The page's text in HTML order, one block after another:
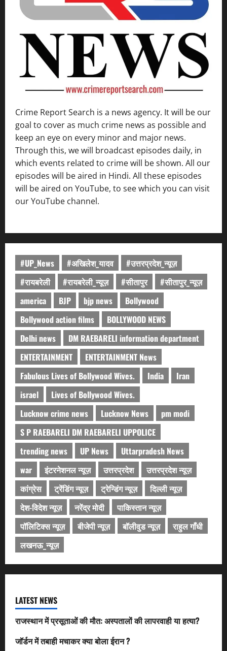
Crime Report Search is a news agency. It will be our
goal to cover as much crime news as possible and
keep an eye on every minor and major news.
Through this, we will broadcast episodes daily, in
which events related to crime will be shown. All our
episodes will be aired in Hindi. All these episodes
will be aired on YouTube, to see which you can visit
our YouTube channel.
#UP_News #अखिलेश_यादव
#उत्तरप्रदेश_न्यूज़
#रायबरेली
#रायबरेली_न्यूज़ #सीतापुर
#सीतापुर_न्यूज़
america
BJP bjp news
Bollywood
Bollywood action films
BOLLYWOOD NEWS
Delhi news
DM RAEBARELI information department
ENTERTAINMENT
ENTERTAINMENT News
Fabulous Lives of Bollywood Wives.
India
Iran
israel
Lives of Bollywood Wives.
Lucknow crime news
Lucknow News
pm modi
S P RAEBARELI DM RAEBARELI UPPOLICE
trending news
UP News
Uttarpradesh News
war
इंटरनेशनल न्यूज़ उत्तरप्रदेश
उत्तरप्रदेश न्यूज़
कांग्रेस
ट्रेंडिंग न्यूज़ ट्रेन्डिंग न्यूज़
दिल्ली न्यूज़
देश-विदेश न्यूज़
नरेंद्र मोदी
पाकिस्तान न्यूज़
पॉलिटिक्स न्यूज़
बीजेपी न्यूज़ बॉलीवुड न्यूज़
राहुल गाँधी
लखनऊ_न्यूज़
LATEST NEWS
राजस्थान में प्रसूताओं की मौत: अस्पतालों की लापरवाही या हत्या?
जॉर्डन में तबाही मचाकर क्या बोला ईरान ?